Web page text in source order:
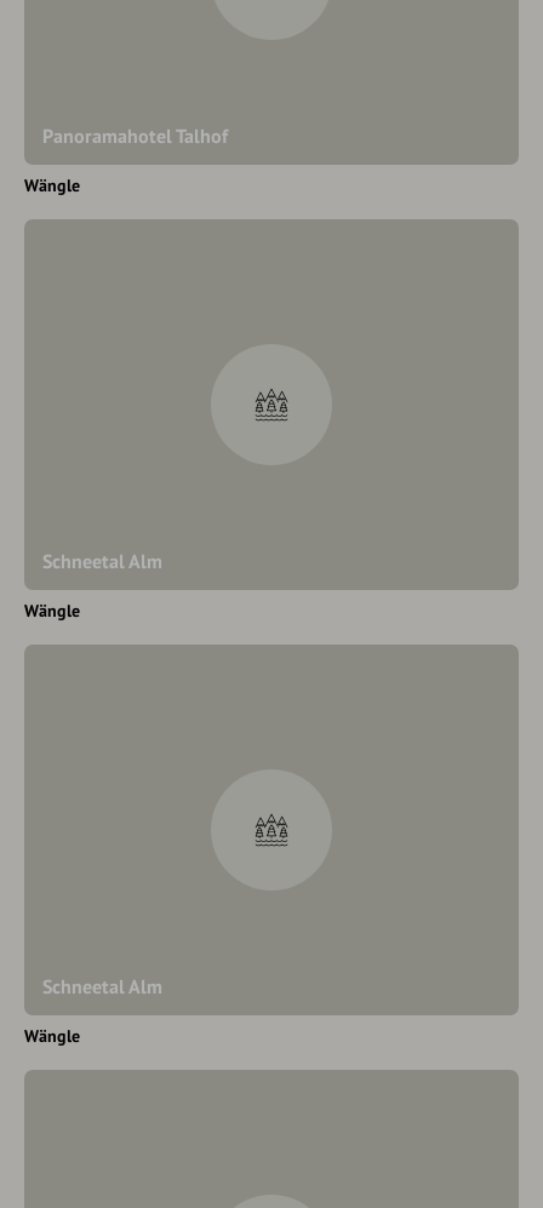
Panoramahotel Talhof
Wängle
Schneetal Alm
Wängle
Schneetal Alm
Wängle